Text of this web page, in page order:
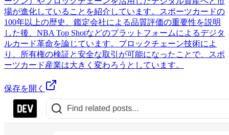
場が進化していることを紹介しています。スポーツカードの
100年以上の歴史、鑑定会社による品質評価の重要性を説明
した後、NBA Top Shotなどのプラットフォームによるデジタ
ルカード革命を論じています。ブロックチェーン技術によ
り、所有権の検証と安全な取引が可能になったことで、スポ
ーツカード産業は大きく変わろうとしています。
保存を開く